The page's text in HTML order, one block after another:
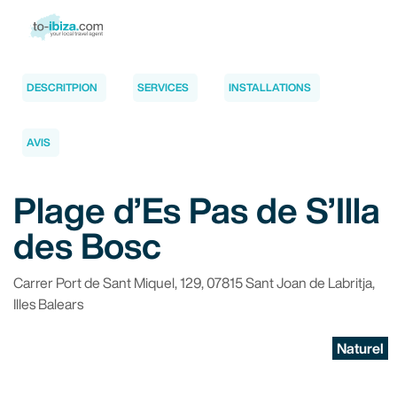
DESCRITPION SERVICES INSTALLATIONS
AVIS
Plage d’Es Pas de S’Illa
des Bosc
Carrer Port de Sant Miquel, 129, 07815 Sant Joan de Labritja,
Illes Balears
Naturel